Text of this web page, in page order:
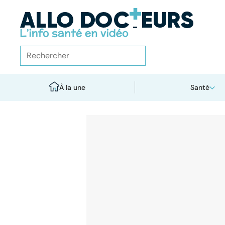
À la une Santé